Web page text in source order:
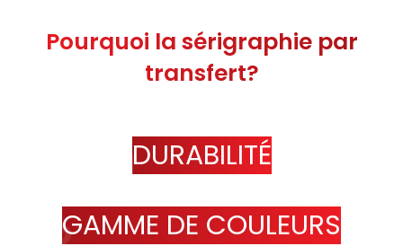
Pourquoi la sérigraphie par
transfert?
DURABILITÉ
GAMME DE COULEURS